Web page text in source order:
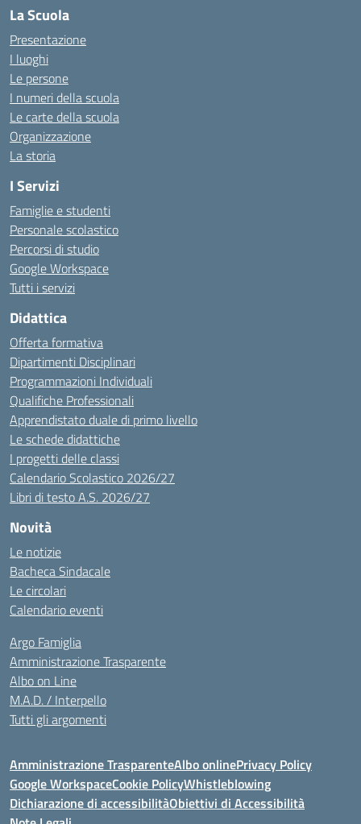
La Scuola
Presentazione
I luoghi
Le persone
I numeri della scuola
Le carte della scuola
Organizzazione
La storia
I Servizi
Famiglie e studenti
Personale scolastico
Percorsi di studio
Google Workspace
Tutti i servizi
Didattica
Offerta formativa
Dipartimenti Disciplinari
Programmazioni Individuali
Qualifiche Professionali
Apprendistato duale di primo livello
Le schede didattiche
I progetti delle classi
Calendario Scolastico 2026/27
Libri di testo A.S. 2026/27
Novità
Le notizie
Bacheca Sindacale
Le circolari
Calendario eventi
Argo Famiglia
Amministrazione Trasparente
Albo on Line
M.A.D. / Interpello
Tutti gli argomenti
Amministrazione TrasparenteAlbo onlinePrivacy Policy
Google WorkspaceCookie PolicyWhistleblowing
Dichiarazione di accessibilitàObiettivi di Accessibilità